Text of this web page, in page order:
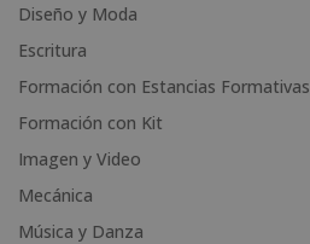
e
:
Diseño y Moda
Escritura
Formación con Estancias Formativas
Formación con Kit
Imagen y Video
Mecánica
Música y Danza